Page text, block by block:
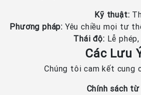
Kỹ thuật:
Phương pháp: Yêu chiều mọi tư
Thái độ: Lễ
Các Lưu
Chúng tôi cam kết cung
Chính sách